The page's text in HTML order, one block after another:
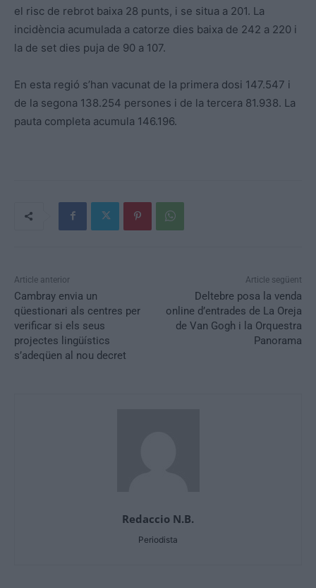
el risc de rebrot baixa 28 punts, i se situa a 201. La
incidència acumulada a catorze dies baixa de 242 a 220 i
la de set dies puja de 90 a 107.
En esta regió s’han vacunat de la primera dosi 147.547 i
de la segona 138.254 persones i de la tercera 81.938. La
pauta completa acumula 146.196.
Article anterior
Cambray envia un
qüestionari als centres per
verificar si els seus
projectes lingüístics
s’adeqüen al nou decret
Article següent
Deltebre posa la venda
online d’entrades de La Oreja
de Van Gogh i la Orquestra
Panorama
Redaccio N.B.
Periodista